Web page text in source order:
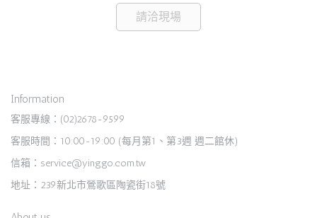
請洽現場
Information
客服專線：(02)2678-9599
客服時間：10:00-19:00 (每月第1、第3週 週二館休)
信箱：service@yinggo.com.tw
地址：239新北市鶯歌區陶瓷街18號